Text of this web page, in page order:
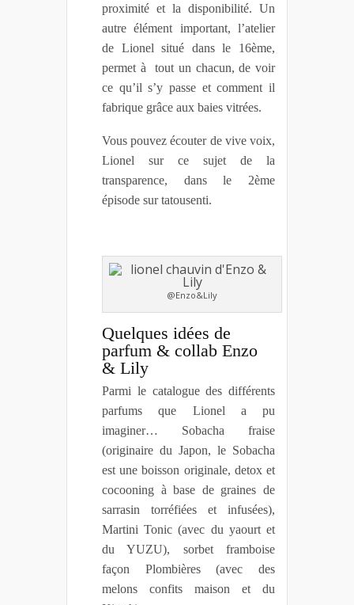
proximité et la disponibilité. Un
autre élément important, l’atelier
de Lionel situé dans le 16ème,
permet à tout un chacun, de voir
ce qu’il s’y passe et comment il
fabrique grâce aux baies vitrées.
Vous pouvez écouter de vive voix,
Lionel sur ce sujet de la
transparence, dans le 2ème
épisode sur tatousenti.
@Enzo&Lily
Quelques idées de
parfum & collab Enzo
& Lily
Parmi le catalogue des différents
parfums que Lionel a pu
imaginer… Sobacha fraise
(originaire du Japon, le Sobacha
est une boisson originale, detox et
cocooning à base de graines de
sarrasin torréfiées et infusées),
Martini Tonic (avec du yaourt et
du YUZU), sorbet framboise
façon Plombières (avec des
melons confits maison et du